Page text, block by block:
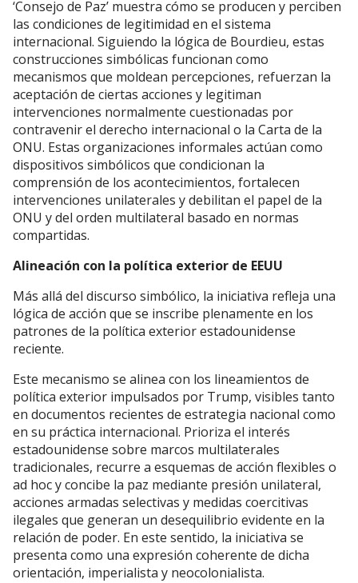
‘Consejo de Paz’ muestra cómo se producen y perciben
las condiciones de legitimidad en el sistema
internacional. Siguiendo la lógica de Bourdieu, estas
construcciones simbólicas funcionan como
mecanismos que moldean percepciones, refuerzan la
aceptación de ciertas acciones y legitiman
intervenciones normalmente cuestionadas por
contravenir el derecho internacional o la Carta de la
ONU. Estas organizaciones informales actúan como
dispositivos simbólicos que condicionan la
comprensión de los acontecimientos, fortalecen
intervenciones unilaterales y debilitan el papel de la
ONU y del orden multilateral basado en normas
compartidas.
Alineación con la política exterior de EEUU
Más allá del discurso simbólico, la iniciativa refleja una
lógica de acción que se inscribe plenamente en los
patrones de la política exterior estadounidense
reciente.
Este mecanismo se alinea con los lineamientos de
política exterior impulsados por Trump, visibles tanto
en documentos recientes de estrategia nacional como
en su práctica internacional. Prioriza el interés
estadounidense sobre marcos multilaterales
tradicionales, recurre a esquemas de acción flexibles o
ad hoc y concibe la paz mediante presión unilateral,
acciones armadas selectivas y medidas coercitivas
ilegales que generan un desequilibrio evidente en la
relación de poder. En este sentido, la iniciativa se
presenta como una expresión coherente de dicha
orientación, imperialista y neocolonialista.